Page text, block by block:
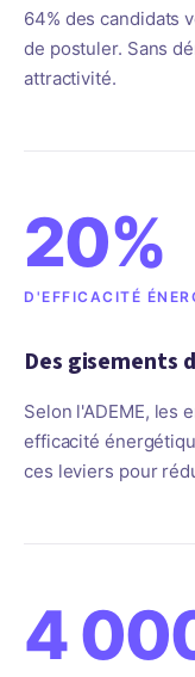
64% des candidats
de postuler. Sans
attractivité.
20%
D'EFFICACITÉ
Des gisements
Selon l'ADEME, les
efficacité
ces leviers pour
4